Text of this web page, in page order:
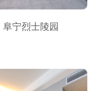
阜宁烈士陵园